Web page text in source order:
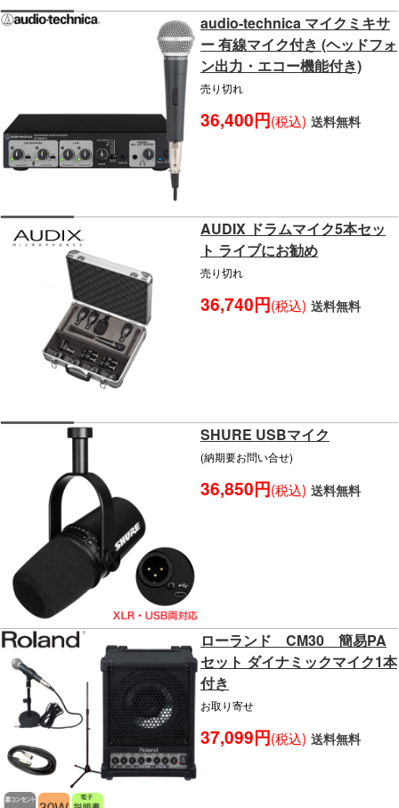
audio-technica マイクミキサ
ー 有線マイク付き (ヘッドフォ
ン出力・エコー機能付き)
売り切れ
36,400円(税込) 送料無料
AUDIX ドラムマイク5本セッ
ト ライブにお勧め
売り切れ
36,740円(税込) 送料無料
SHURE USBマイク
(納期要お問い合せ)
36,850円(税込) 送料無料
ローランド CM30 簡易PA
セット ダイナミックマイク1本
付き
お取り寄せ
37,099円(税込) 送料無料